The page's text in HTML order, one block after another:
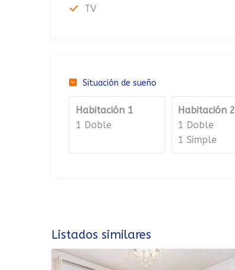
TV
Situación de sueño
Habitación 1
1 Doble
Habitación 2
1 Doble
1 Simple
Listados similares